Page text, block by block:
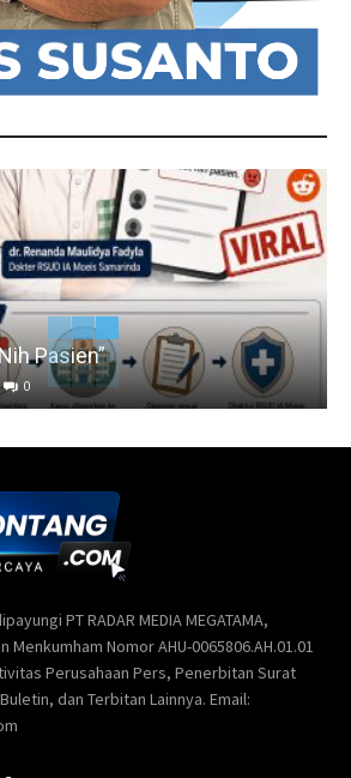
Pasien”
0
PT RADAR MEDIA MEGATAMA,
Nomor AHU-0065806.AH.01.01
Perusahaan Pers, Penerbitan Surat
dan Terbitan Lainnya. Email: